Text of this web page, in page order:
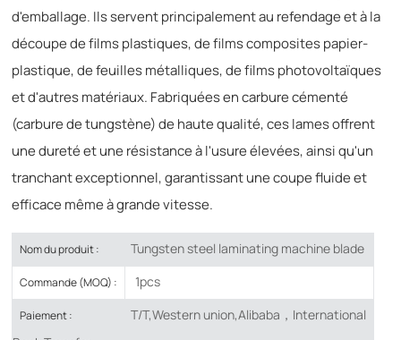
d'emballage. Ils servent principalement au refendage et à la
découpe de films plastiques, de films composites papier-
plastique, de feuilles métalliques, de films photovoltaïques
et d'autres matériaux. Fabriquées en carbure cémenté
(carbure de tungstène) de haute qualité, ces lames offrent
une dureté et une résistance à l'usure élevées, ainsi qu'un
tranchant exceptionnel, garantissant une coupe fluide et
efficace même à grande vitesse.
Nom du produit : Tungsten steel laminating machine blade
Commande (MOQ) : 1pcs
Paiement :
T/T,Western union,Alibaba，International